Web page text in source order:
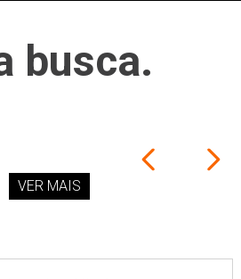
busca.
VER MAIS